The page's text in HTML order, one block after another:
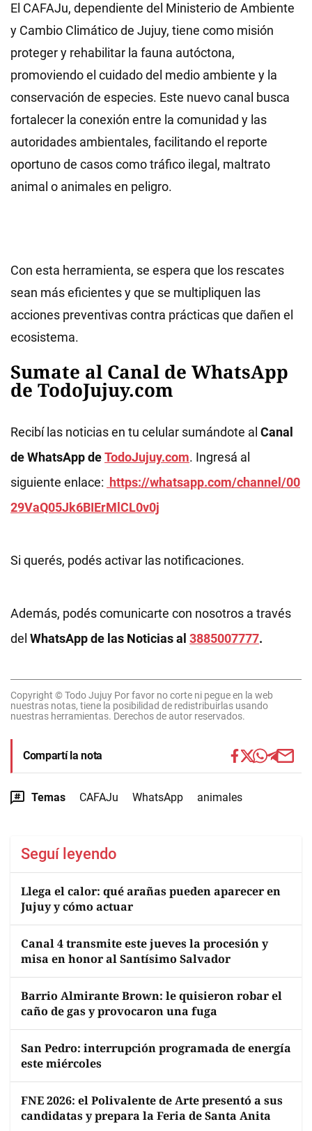
El CAFAJu, dependiente del Ministerio de Ambiente
y Cambio Climático de Jujuy, tiene como misión
proteger y rehabilitar la fauna autóctona,
promoviendo el cuidado del medio ambiente y la
conservación de especies. Este nuevo canal busca
fortalecer la conexión entre la comunidad y las
autoridades ambientales, facilitando el reporte
oportuno de casos como tráfico ilegal, maltrato
animal o animales en peligro.
Con esta herramienta, se espera que los rescates
sean más eficientes y que se multipliquen las
acciones preventivas contra prácticas que dañen el
ecosistema.
Sumate al Canal de WhatsApp
de TodoJujuy.com
Recibí las noticias en tu celular sumándote al Canal
de WhatsApp deTodoJujuy.com. Ingresá al
siguiente enlace: https://whatsapp.com/channel/00
29VaQ05Jk6BIErMlCL0v0j
Si querés, podés activar las notificaciones.
Además, podés comunicarte con nosotros a través
del WhatsApp de las Noticias al 3885007777.
Copyright © Todo Jujuy Por favor no corte ni pegue en la web
nuestras notas, tiene la posibilidad de redistribuirlas usando
nuestras herramientas. Derechos de autor reservados.
Compartí la nota
Temas CAFAJu WhatsApp animales
Seguí leyendo
Llega el calor: qué arañas pueden aparecer en
Jujuy y cómo actuar
Canal 4 transmite este jueves la procesión y
misa en honor al Santísimo Salvador
Barrio Almirante Brown: le quisieron robar el
caño de gas y provocaron una fuga
San Pedro: interrupción programada de energía
este miércoles
FNE 2026: el Polivalente de Arte presentó a sus
candidatas y prepara la Feria de Santa Anita